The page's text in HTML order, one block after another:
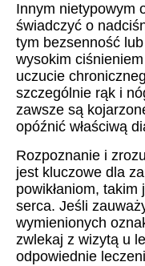
Innym nietypowym
świadczyć o
tym bezsenność
wysokim
uczucie
szczególnie rąk i
zawsze są
opóźnić właściwą
Rozpoznanie i
jest kluczowe dla
powikłaniom, takim
serca. Jeśli
wymienionych
zwlekaj z wizytą u
odpowiednie